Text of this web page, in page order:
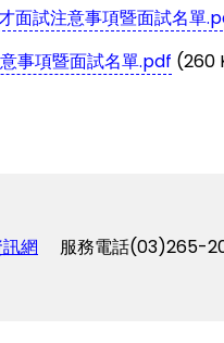
面試注意事項暨面試名單
事項暨面試名單.pdf (260
網 服務電話(03)265-